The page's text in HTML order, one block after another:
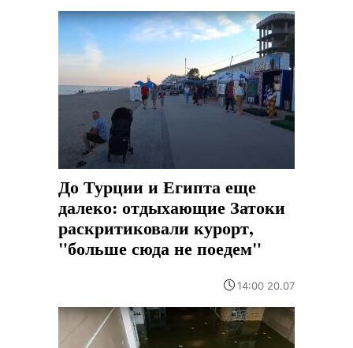
До Турции и Египта еще
далеко: отдыхающие Затоки
раскритиковали курорт,
"больше сюда не поедем"
14:00 20.07